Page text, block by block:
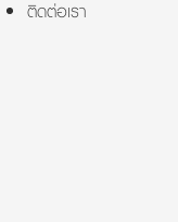
ติดต่อเรา